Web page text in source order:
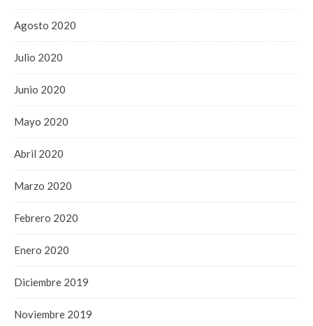
Agosto 2020
Julio 2020
Junio 2020
Mayo 2020
Abril 2020
Marzo 2020
Febrero 2020
Enero 2020
Diciembre 2019
Noviembre 2019